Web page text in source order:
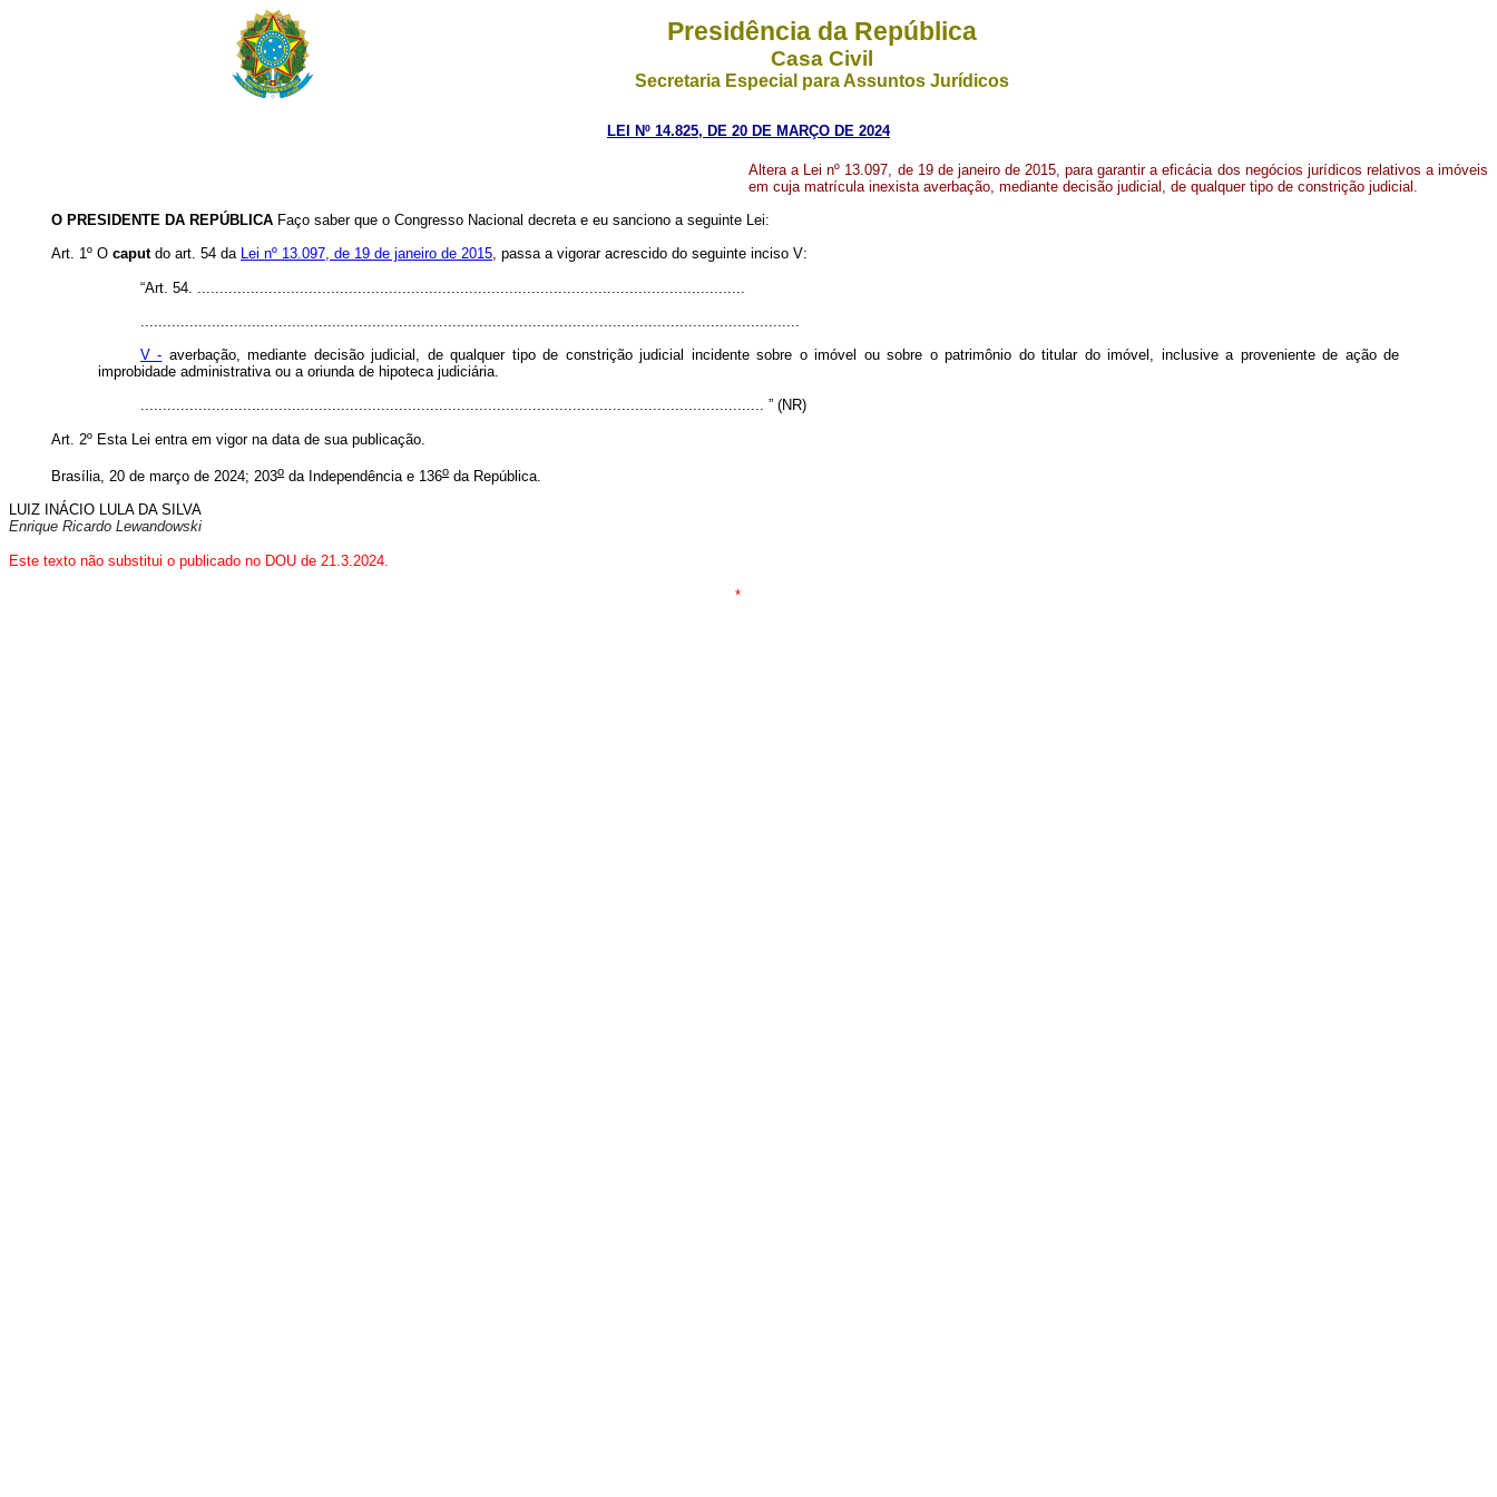
Presidência da República
Casa Civil
Secretaria Especial para Assuntos Jurídicos
LEI Nº 14.825, DE 20 DE MARÇO DE 2024
Altera a Lei nº 13.097, de 19 de janeiro de 2015, para garantir a eficácia dos negócios jurídicos relativos a imóveis
em cuja matrícula inexista averbação, mediante decisão judicial, de qualquer tipo de constrição judicial .
O PRESIDENTE DA REPÚBLICA Faço saber que o Congresso Nacional decreta e eu sanciono a seguinte Lei:
Art. 1º O caputdo art. 54 da Lei nº 13.097, de 19 de janeiro de 2015, passa a vigorar acrescido do seguinte inciso V:
“Art. 54. ...........................................................................................................................
....................................................................................................................................................
V - averbação, mediante decisão judicial, de qualquer tipo de constrição judicial incidente sobre o imóvel ou sobre o patrimônio do titular do imóvel, inclusive a proveniente de ação de
improbidade administrativa ou a oriunda de hipoteca judiciária.
............................................................................................................................................ ” (NR)
Art. 2º Esta Lei entra em vigor na data de sua publicação.
Brasília, 20 de março de 2024; 203o da Independência e 136o da República.
LUIZ INÁCIO LULA DA SILVA
Enrique Ricardo Lewandowski
Este texto não substitui o publicado no DOU de 21.3.2024.
*